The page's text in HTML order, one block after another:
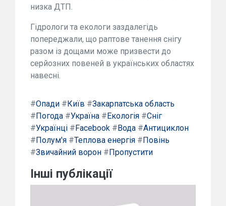
низка ДТП.
Гідрологи та екологи заздалегідь
попереджали, що раптове танення снігу
разом із дощами може призвести до
серйозних повеней в українських областях
навесні.
#Опади #Київ #Закарпатська область
#Погода #Україна #Екологія #Сніг
#Українці #Facebook #Вода #Антициклон
#Полум'я #Теплова енергія #Повінь
#Звичайний ворон #Пропустити
Інші публікації